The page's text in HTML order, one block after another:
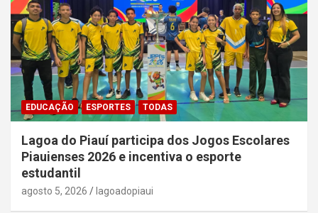
EDUCAÇÃO ESPORTES TODAS
Lagoa do Piauí participa dos Jogos Escolares
Piauienses 2026 e incentiva o esporte
estudantil
agosto 5, 2026 lagoadopiaui